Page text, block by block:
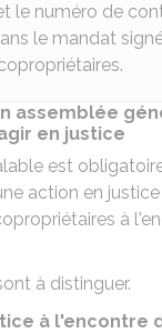
le numéro de
le mandat
assemblée
en justice
est
action en
à
à distinguer.
à l'encontre